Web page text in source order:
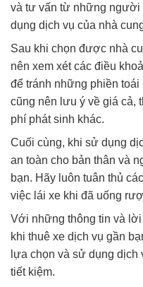
và tư vấn từ những người
dụng dịch vụ của nhà
Sau khi chọn được nhà
nên xem xét các điều
để tránh những phiền toái
cũng nên lưu ý về giá cả,
phí phát sinh khác.
Cuối cùng, khi sử dụng
an toàn cho bản thân và
bạn. Hãy luôn tuân thủ
việc lái xe khi đã uống
Với những thông tin và lời
khi thuê xe dịch vụ gần
lựa chọn và sử dụng dịch
tiết kiệm.